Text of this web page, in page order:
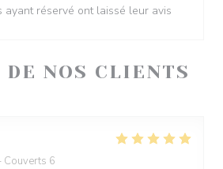
DE NOS CLIENTS
Couverts 6
ayant réservé ont laissé leur avis